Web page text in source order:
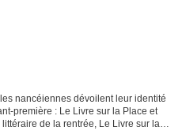
nancéiennes dévoilent leur identité
première : Le Livre sur la Place et
de la rentrée, Le Livre sur la